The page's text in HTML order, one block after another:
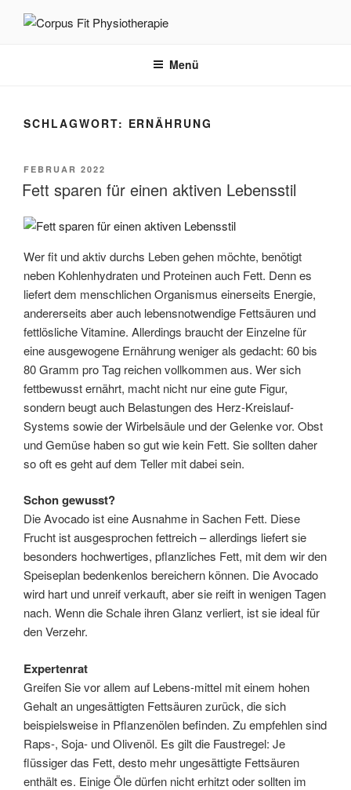
Inhalt
Menü
SCHLAGWORT: ERNÄHRUNG
VERÖFFENTLICHT
AM
FEBRUAR 2022
Fett sparen für einen aktiven Lebensstil
Wer fit und aktiv durchs Leben gehen möchte, benötigt
neben Kohlenhydraten und Proteinen auch Fett. Denn es
liefert dem menschlichen Organismus einerseits Energie,
andererseits aber auch lebensnotwendige Fettsäuren und
fettlösliche Vitamine. Allerdings braucht der Einzelne für
eine ausgewogene Ernährung weniger als gedacht: 60 bis
80 Gramm pro Tag reichen vollkommen aus. Wer sich
fettbewusst ernährt, macht nicht nur eine gute Figur,
sondern beugt auch Belastungen des Herz-Kreislauf-
Systems sowie der Wirbelsäule und der Gelenke vor. Obst
und Gemüse haben so gut wie kein Fett. Sie sollten daher
so oft es geht auf dem Teller mit dabei sein.
Schon gewusst?
Die Avocado ist eine Ausnahme in Sachen Fett. Diese
Frucht ist ausgesprochen fettreich – allerdings liefert sie
besonders hochwertiges, pflanzliches Fett, mit dem wir den
Speiseplan bedenkenlos bereichern können. Die Avocado
wird hart und unreif verkauft, aber sie reift in wenigen Tagen
nach. Wenn die Schale ihren Glanz verliert, ist sie ideal für
den Verzehr.
Expertenrat
Greifen Sie vor allem auf Lebens-mittel mit einem hohen
Gehalt an ungesättigten Fettsäuren zurück, die sich
beispielsweise in Pflanzenölen befinden. Zu empfehlen sind
Raps-, Soja- und Olivenöl. Es gilt die Faustregel: Je
flüssiger das Fett, desto mehr ungesättigte Fettsäuren
enthält es. Einige Öle dürfen nicht erhitzt oder sollten im